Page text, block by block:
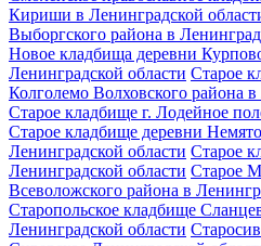
Кириши в Ленинградской
Выборгского района в
Новое кладбища деревни
Ленинградской области Старое
Колголемо Волховского района
Старое кладбище г. Лодейное
Старое кладбище деревни
Ленинградской области Старое
Ленинградской области Старое
Всеволожского района в
Старопольское кладбище
Ленинградской области